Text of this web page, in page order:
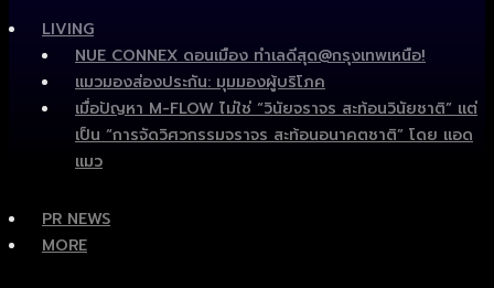
LIVING
NUE CONNEX ดอนเมือง ทำเลดีสุด@กรุงเทพเหนือ!
แมวมองส่องประกัน: มุมมองผู้บริโภค
เมื่อปัญหา M-FLOW ไม่ใช่ “วินัยจราจร สะท้อนวินัยชาติ” แต่
เป็น “การจัดวิศวกรรมจราจร สะท้อนอนาคตชาติ” โดย แอด
แมว
PR NEWS
MORE